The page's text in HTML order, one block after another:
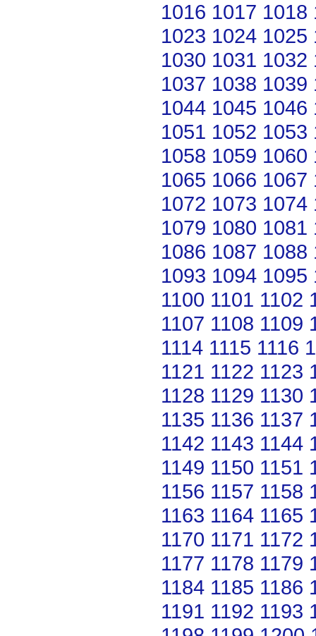
1016 1017 1018
1023 1024 1025
1030 1031 1032
1037 1038 1039
1044 1045 1046
1051 1052 1053
1058 1059 1060
1065 1066 1067
1072 1073 1074
1079 1080 1081
1086 1087 1088
1093 1094 1095
1100 1101 1102
1107 1108 1109
1114 1115 1116
1121 1122 1123
1128 1129 1130
1135 1136 1137
1142 1143 1144
1149 1150 1151
1156 1157 1158
1163 1164 1165
1170 1171 1172
1177 1178 1179
1184 1185 1186
1191 1192 1193